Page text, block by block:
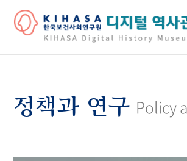
정책과 연구 Policy